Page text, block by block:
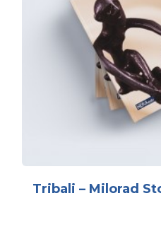
Tribali – Milorad